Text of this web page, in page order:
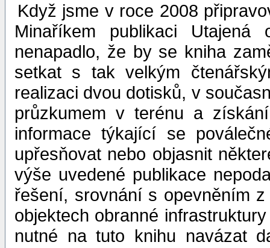
Když jsme v roce 2008
Minaříkem publikaci
nenapadlo, že by se kniha
setkat s tak velkým
realizaci dvou dotisků, v
průzkumem v terénu a
informace týkající se
upřesňovat nebo objasnit
výše uvedené publikace
řešení, srovnání s opevněním
objektech obranné
nutné na tuto knihu navázat